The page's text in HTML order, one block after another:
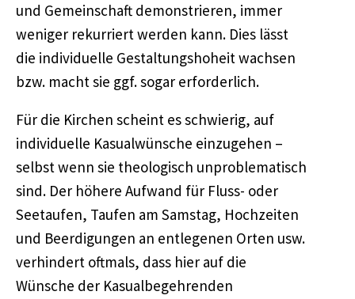
und Gemeinschaft demonstrieren, immer
weniger rekurriert werden kann. Dies lässt
die individuelle Gestaltungshoheit wachsen
bzw. macht sie ggf. sogar erforderlich.
Für die Kirchen scheint es schwierig, auf
individuelle Kasualwünsche einzugehen –
selbst wenn sie theologisch unproblematisch
sind. Der höhere Aufwand für Fluss- oder
Seetaufen, Taufen am Samstag, Hochzeiten
und Beerdigungen an entlegenen Orten usw.
verhindert oftmals, dass hier auf die
Wünsche der Kasualbegehrenden